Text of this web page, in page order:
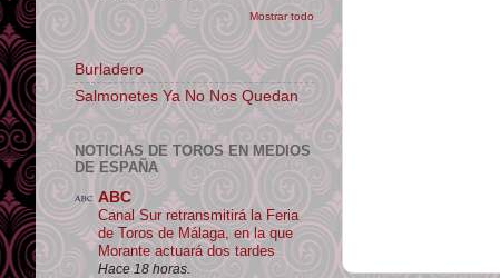
Mostrar todo
Burladero
Salmonetes Ya No Nos Quedan
NOTICIAS DE TOROS EN MEDIOS
DE ESPAÑA
ABC
Canal Sur retransmitirá la Feria
de Toros de Málaga, en la que
Morante actuará dos tardes
Hace 18 horas.